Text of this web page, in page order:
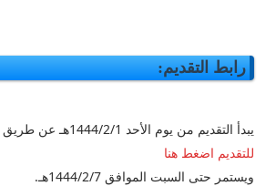
رابط التقديم:
يبدأ التقديم من يوم الأحد 1444/2/1هـ عن طريق الرابط:
للتقديم اضغط هنا
ويستمر حتى السبت الموافق 1444/2/7هـ.